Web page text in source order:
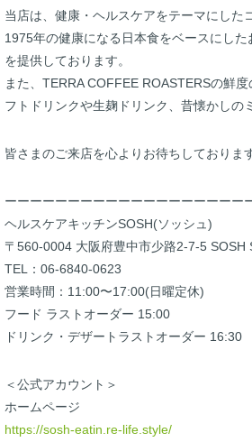
当店は、健康・ヘルスケアをテーマにした
1975年の健康になる日本食をベースにし
を提供しております。
また、TERRA COFFEE ROASTERSの鮮
フトドリンクや生麹ドリンク、昔懐かしの
皆さまのご来店を心よりお待ちしております
ーーーーーーーーーーーーーーーーーーー
ヘルスケアキッチンSOSH(ソッシュ)
〒560-0004 大阪府豊中市少路2-7-5 SOSH
TEL：06-6840-0623
営業時間：11:00〜17:00(日曜定休)
フード ラストオーダー 15:00
ドリンク・デザートラストオーダー 16:30
＜公式アカウント＞
ホームページ
https://sosh-eatin.re-life.style/